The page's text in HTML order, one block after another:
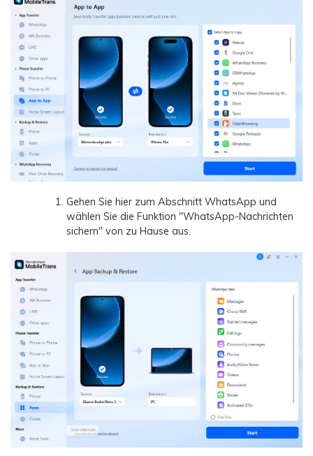
Gehen Sie hier zum Abschnitt WhatsApp und
wählen Sie die Funktion "WhatsApp-Nachrichten
sichern" von zu Hause aus.